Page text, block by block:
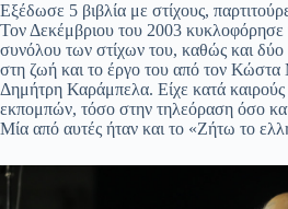
Εξέδωσε 5 βιβλία με στίχους,
Τον Δεκέμβριου του 2003 κυκλοφόρησε
συνόλου των στίχων του, καθώς και δύο
στη ζωή και το έργο του από τον Κώστα
Δημήτρη Καράμπελα. Είχε κατά καιρούς
εκπομπών, τόσο στην τηλεόραση όσο
Μία από αυτές ήταν και το «Ζήτω το